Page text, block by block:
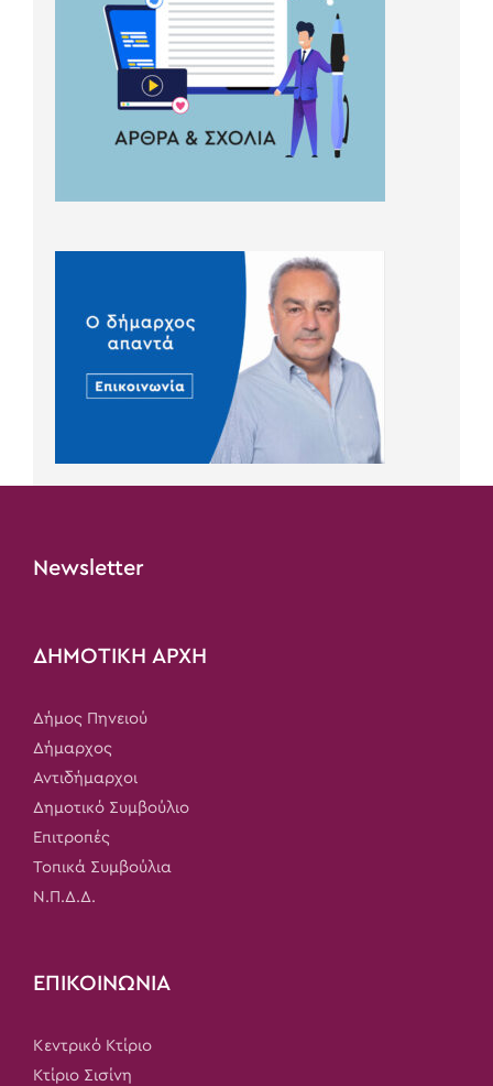
Newsletter
ΔΗΜΟΤΙΚΗ ΑΡΧΗ
Δήμος Πηνειού
Δήμαρχος
Αντιδήμαρχοι
Δημοτικό Συμβούλιο
Επιτροπές
Τοπικά Συμβούλια
Ν.Π.Δ.Δ.
ΕΠΙΚΟΙΝΩΝΙΑ
Κεντρικό Κτίριο
Κτίριο Σισίνη